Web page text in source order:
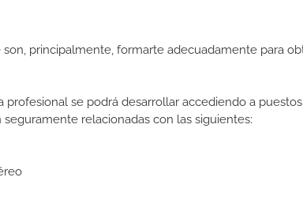
principalmente, formarte adecuadamente para
se podrá desarrollar accediendo a
relacionadas con las siguientes: